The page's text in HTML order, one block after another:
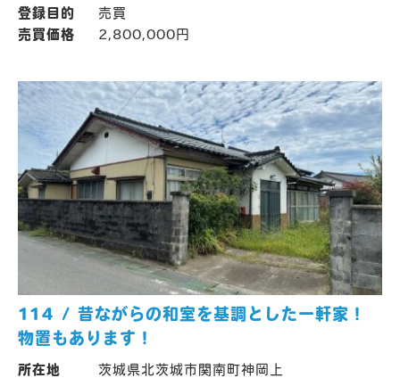
登録目的
売買
売買価格
2,800,000円
114 / 昔ながらの和室を基調とした一軒家！
物置もあります！
所在地
茨城県北茨城市関南町神岡上